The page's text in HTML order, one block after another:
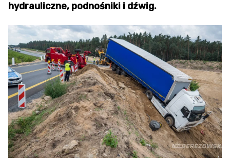
hydrauliczne, podnośniki i dźwig.